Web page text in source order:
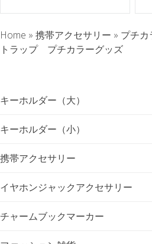
ト
ナ
ゲ
ー
シ
ョ
ン
Home » 携帯アクセサリー » プチ
トラップ プチカラーグッズ
キーホルダー（大）
キーホルダー（小）
携帯アクセサリー
イヤホンジャックアクセサリー
チャームブックマーカー